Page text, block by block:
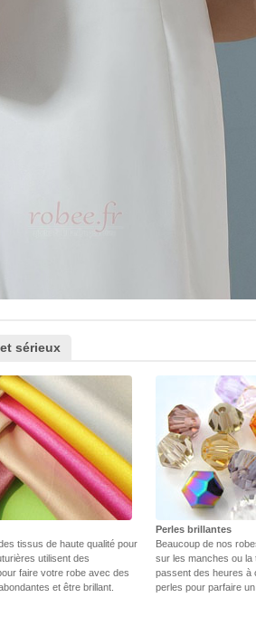
sérieux
tissus de haute qualité pour
utilisent des
faire votre robe avec des
et être brillant.
Perles brillantes
Beaucoup de nos
sur les manches ou la
passent des heures à
perles pour parfaire